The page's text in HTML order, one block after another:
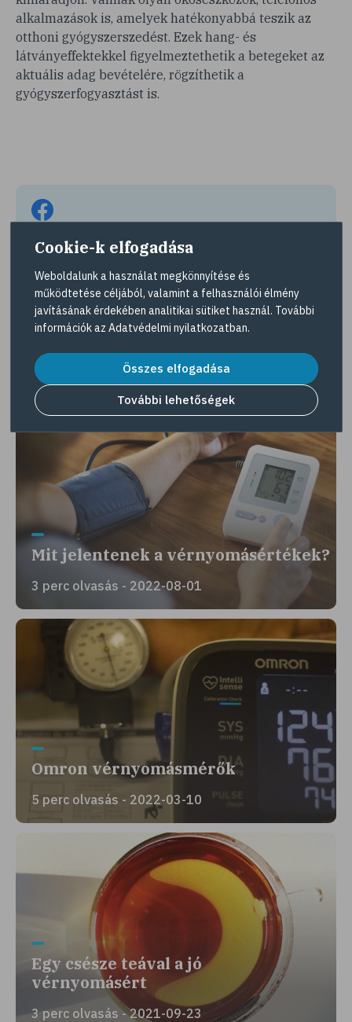
alkalmazások is, amelyek hatékonyabbá teszik az
otthoni gyógyszerszedést. Ezek hang- és
látványeffektekkel figyelmeztethetik a betegeket az
aktuális adag bevételére, rögzíthetik a
gyógyszerfogyasztást is.
Hasznosnak találta amit olvasott?
Tetszett a cikk? Ossza meg barátaival!
Megosztás
Érdekes lehet még
Mit jelentenek a vérnyomásértékek?
3 perc olvasás - 2022-08-01
Omron vérnyomásmérők
5 perc olvasás - 2022-03-10
Egy csésze teával a jó
vérnyomásért
3 perc olvasás - 2021-09-23
Cookie-k elfogadása
Weboldalunk a használat megkönnyítése és
működtetése céljából, valamint a felhasználói élmény
javításának érdekében analitikai sütiket használ. További
információk az Adatvédelmi nyilatkozatban.
Összes elfogadása
További lehetőségek